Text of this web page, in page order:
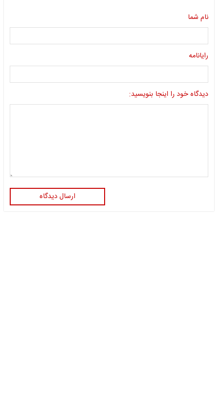
نام شما
رایانامه
دیدگاه خود را اینجا بنویسید:
ارسال دیدگاه